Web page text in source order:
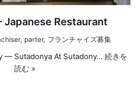
Japanese Restaurant
, parter, フランチャイズ募集
— Sutadonya At Sutadony… 続きを
読む »